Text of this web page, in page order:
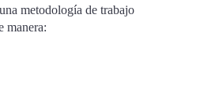
metodología de trabajo
manera: